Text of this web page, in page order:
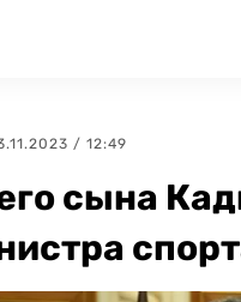
/ 12:49
сына